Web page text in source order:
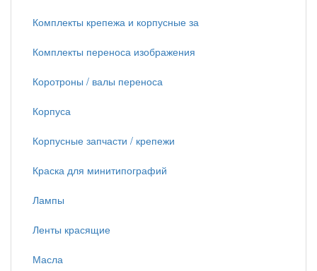
Комплекты крепежа и корпусные за
Комплекты переноса изображения
Коротроны / валы переноса
Корпуса
Корпусные запчасти / крепежи
Краска для минитипографий
Лампы
Ленты красящие
Масла